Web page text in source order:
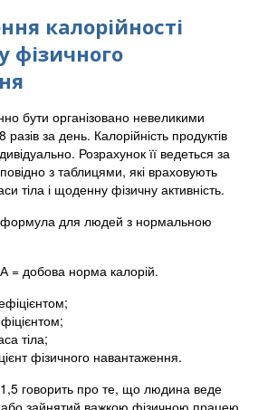
калорійності
фізичного
бути організовано невеликими
за день. Калорійність продуктів
Розрахунок її ведеться за
з таблицями, які враховують
тіла і щоденну фізичну активність.
формула для людей з нормальною
= добова норма калорій.
тіла;
фізичного навантаження.
говорить про те, що людина веде
або зайнятий важкою фізичною працею.